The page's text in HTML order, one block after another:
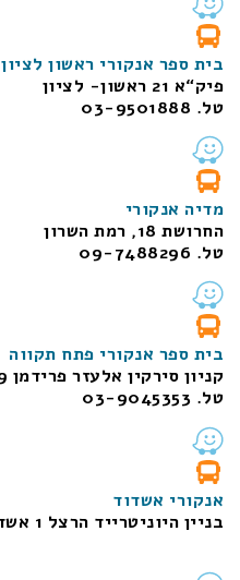
בית ספר אנקורי ראשון לציון
פיק“א 21 ראשון- לציון
טל. 03-9501888
מדיה אנקורי
החרושת 18, רמת השרון
טל. 09-7488296
בית ספר אנקורי פתח תקווה
קניון סירקין אלעזר פרידמן 9 פתח תקווה
טל. 03-9045353
אנקורי אשדוד
בניין היוניטרייד הרצל 1 אשדוד